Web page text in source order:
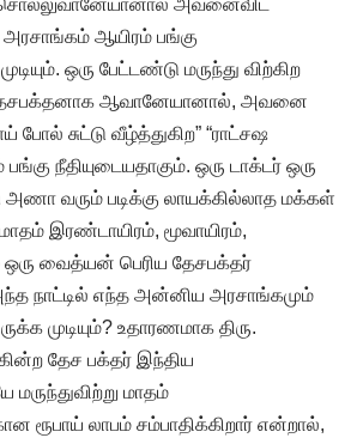
ஆயிரம் பங்கு
ஒரு பேட்டண்டு மருந்து விற்கிற
தேசபக்தனாக ஆவானேயானால், அவனை
சுட்டு வீழ்த்துகிற” “ராட்சஷ
நீதியுடையதாகும். ஒரு டாக்டர் ஒரு
வரும் படிக்கு லாயக்கில்லாத மக்கள்
இரண்டாயிரம், மூவாயிரம்,
வைத்யன் பெரிய தேசபக்தர்
நாட்டில் எந்த அன்னிய அரசாங்கமும்
முடியும்? உதாரணமாக திரு.
தேச பக்தர் இந்திய
மாதம்
ரூபாய் லாபம் சம்பாதிக்கிறார் என்றால்,